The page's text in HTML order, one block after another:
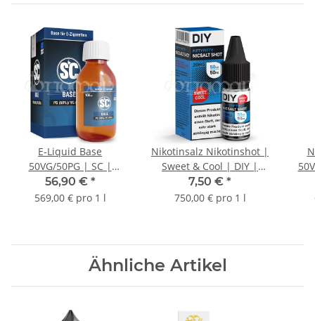
E-Liquid Base
50VG/50PG | SC |
Nikotinfrei | 100ml
56,90 € *
569,00 € pro 1 l
Nikotinsalz Nikotinshot |
Sweet & Cool | DIY |
50VG/50PG 20mg/ml |
10ml
7,50 € *
750,00 € pro 1 l
Ähnliche Artikel